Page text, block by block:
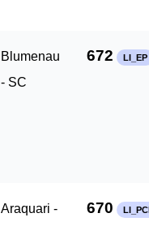
Blumenau
- SC
672 LI_EP
Araquari - 670